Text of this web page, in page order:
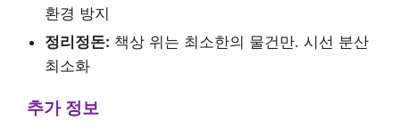
환경 방지
정리정돈: 책상 위는 최소한의 물건만. 시선 분산
최소화
추가 정보